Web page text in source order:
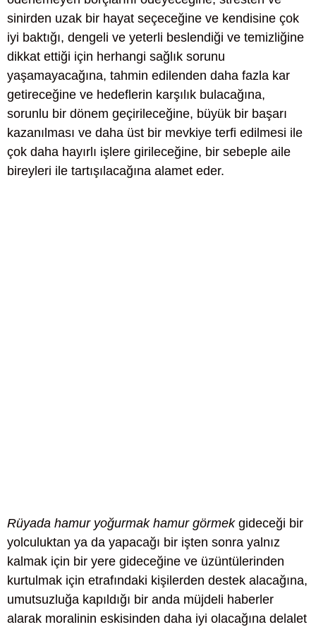
sinirden uzak bir hayat seçeceğine ve kendisine çok
iyi baktığı, dengeli ve yeterli beslendiği ve temizliğine
dikkat ettiği için herhangi sağlık sorunu
yaşamayacağına, tahmin edilenden daha fazla kar
getireceğine ve hedeflerin karşılık bulacağına,
sorunlu bir dönem geçirileceğine, büyük bir başarı
kazanılması ve daha üst bir mevkiye terfi edilmesi ile
çok daha hayırlı işlere girileceğine, bir sebeple aile
bireyleri ile tartışılacağına alamet eder.
Rüyada hamur yoğurmak hamur görmekgideceği bir
yolculuktan ya da yapacağı bir işten sonra yalnız
kalmak için bir yere gideceğine ve üzüntülerinden
kurtulmak için etrafındaki kişilerden destek alacağına,
umutsuzluğa kapıldığı bir anda müjdeli haberler
alarak moralinin eskisinden daha iyi olacağına delalet